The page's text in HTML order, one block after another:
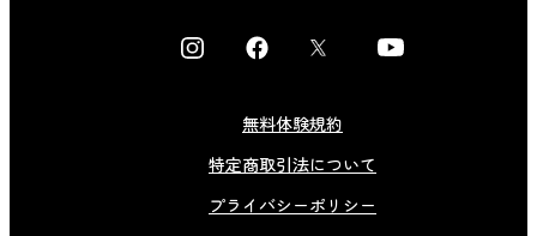
I
a
g
F
e
b
o
X
Y
無料体験規約
特定商取引法について
プライバシーポリシー